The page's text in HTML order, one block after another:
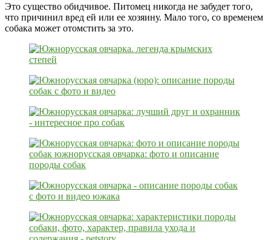
Это существо обидчивое. Питомец никогда не забудет того,
что причинил вред ей или ее хозяину. Мало того, со временем
собака может отомстить за это.